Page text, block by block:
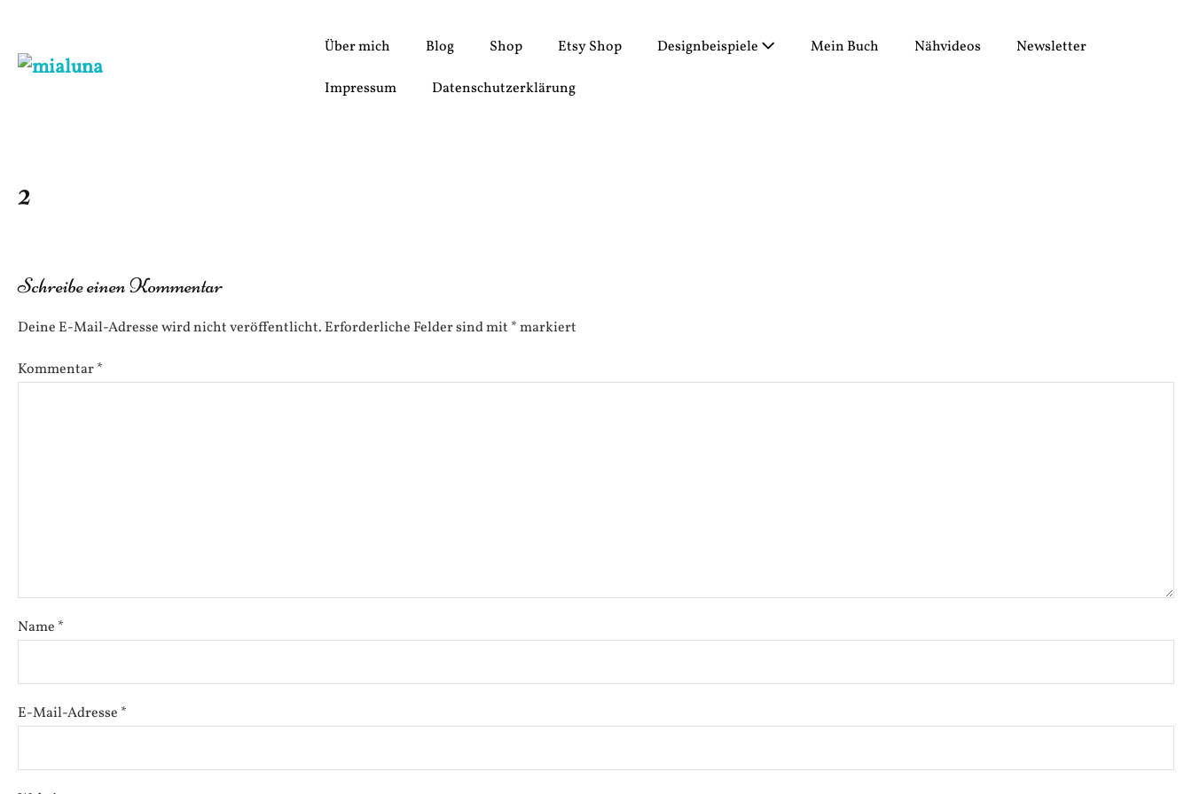
springen
Über mich Blog Shop Etsy Shop Designbeispiele Mein Buch Nähvideos Newsletter
Impressum Datenschutzerklärung
2
Schreibe einen Kommentar
Deine E-Mail-Adresse wird nicht veröffentlicht. Erforderliche Felder sind mit *markiert
Kommentar*
Name *
E-Mail-Adresse *